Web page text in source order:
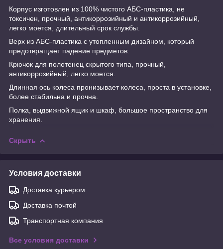
Корпус изготовлен из 100% чистого АБС-пластика, не
токсичен, прочный, антикоррозийный и антикоррозийный,
легко моется, длительный срок службы.
Верх из АБС-пластика с утопленным дизайном, который
предотвращает падение предметов.
Крючок для полотенец скрытого типа, прочный,
антикоррозийный, легко моется.
Длинная ось колеса пронизывает колеса, проста в установке,
более стабильна и прочна.
Полка, выдвижной ящик и шкаф, большое пространство для
хранения.
Скрыть
Условия доставки
Доставка курьером
Доставка почтой
Транспортная компания
Все условия доставки